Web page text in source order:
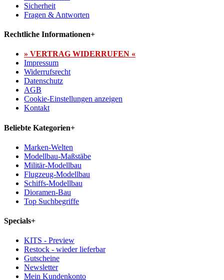
Sicherheit
Fragen & Antworten
Rechtliche Informationen+
» VERTRAG WIDERRUFEN «
Impressum
Widerrufsrecht
Datenschutz
AGB
Cookie-Einstellungen anzeigen
Kontakt
Beliebte Kategorien+
Marken-Welten
Modellbau-Maßstäbe
Militär-Modellbau
Flugzeug-Modellbau
Schiffs-Modellbau
Dioramen-Bau
Top Suchbegriffe
Specials+
KITS - Preview
Restock - wieder lieferbar
Gutscheine
Newsletter
Mein Kundenkonto